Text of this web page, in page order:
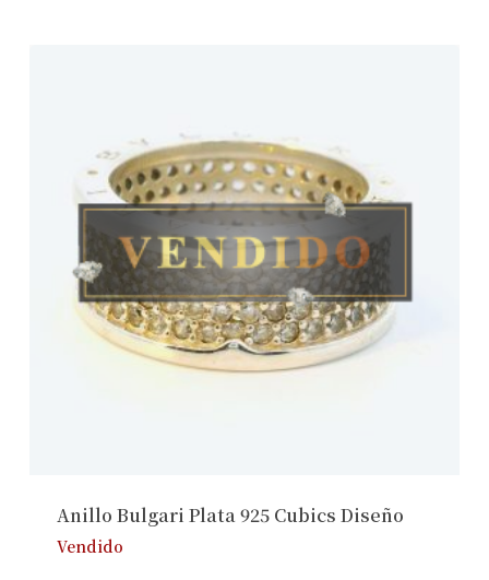
Anillo Bulgari Plata 925 Cubics Diseño
Vendido